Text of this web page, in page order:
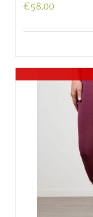
€58.00